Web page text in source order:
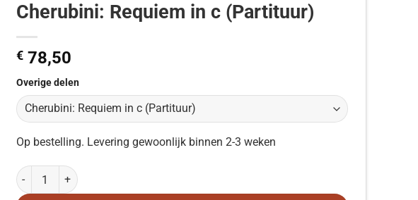
Cherubini: Requiem in c (Partituur)
€78,50
Overige delen
Op bestelling. Levering gewoonlijk binnen 2-3 weken
Cherubini: Requiem in c (Partituur) aantal